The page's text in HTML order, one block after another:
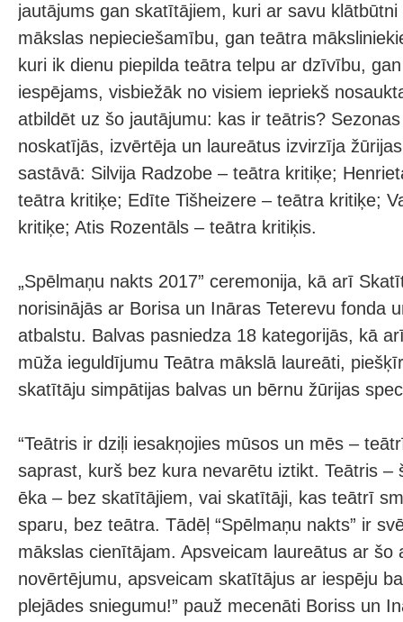
jautājums gan skatītājiem, kuri ar savu
mākslas nepieciešamību, gan teātra
kuri ik dienu piepilda teātra telpu ar dzīvību,
iespējams, visbiežāk no visiem iepriekš
atbildēt uz šo jautājumu: kas ir teātris?
noskatījās, izvērtēja un laureātus izvirzīja
sastāvā: Silvija Radzobe – teātra kritiķe;
teātra kritiķe; Edīte Tišheizere – teātra kritiķe;
kritiķe; Atis Rozentāls – teātra kritiķis.
„Spēlmaņu nakts 2017” ceremonija, kā arī
norisinājās ar Borisa un Ināras Teterevu fonda
atbalstu. Balvas pasniedza 18 kategorijās, kā
mūža ieguldījumu Teātra mākslā laureāti,
skatītāju simpātijas balvas un bērnu žūrijas
“Teātris ir dziļi iesakņojies mūsos un mēs –
saprast, kurš bez kura nevarētu iztikt. Teātris
ēka – bez skatītājiem, vai skatītāji, kas teātrī
sparu, bez teātra. Tādēļ “Spēlmaņu nakts” ir
mākslas cienītājam. Apsveicam laureātus ar šo
novērtējumu, apsveicam skatītājus ar iespēju
plejādes sniegumu!” pauž mecenāti Boriss un